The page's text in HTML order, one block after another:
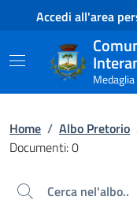
Contenuto principale
Piede di paginaAccedi all'area
Home / Albo Pretorio
Documenti: 0
Cerca